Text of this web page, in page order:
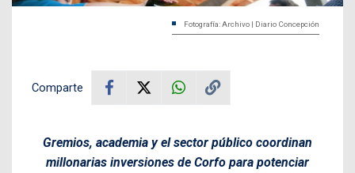
Fotografía: Archivo | Diario Concepción
Comparte
Gremios, academia y el sector público coordinan
millonarias inversiones de Corfo para potenciar